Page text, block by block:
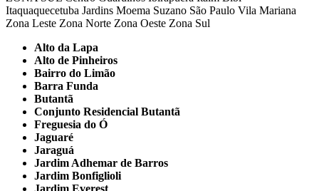
Itaquaquecetuba Jardins Moema Suzano São Paulo Vila Mariana
Zona Leste Zona Norte Zona Oeste Zona Sul
Alto da Lapa
Alto de Pinheiros
Bairro do Limão
Barra Funda
Butantã
Conjunto Residencial Butantã
Freguesia do Ó
Jaguaré
Jaraguá
Jardim Adhemar de Barros
Jardim Bonfiglioli
Jardim Everest